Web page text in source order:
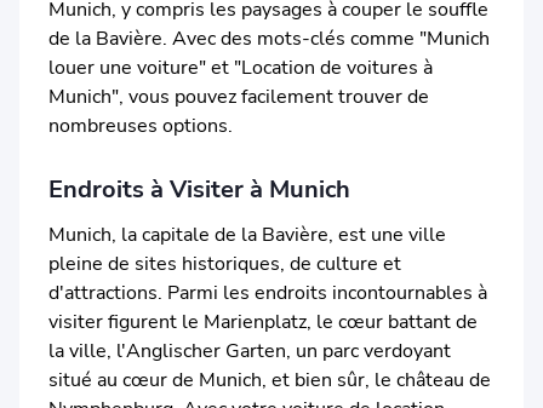
Munich, y compris les paysages à couper le souffle
de la Bavière. Avec des mots-clés comme "Munich
louer une voiture" et "Location de voitures à
Munich", vous pouvez facilement trouver de
nombreuses options.
Endroits à Visiter à Munich
Munich, la capitale de la Bavière, est une ville
pleine de sites historiques, de culture et
d'attractions. Parmi les endroits incontournables à
visiter figurent le Marienplatz, le cœur battant de
la ville, l'Anglischer Garten, un parc verdoyant
situé au cœur de Munich, et bien sûr, le château de